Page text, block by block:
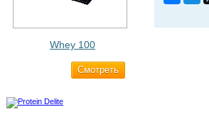
Whey 100
Cмотреть